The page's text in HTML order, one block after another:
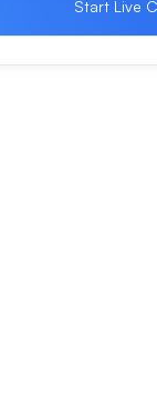
Start Live